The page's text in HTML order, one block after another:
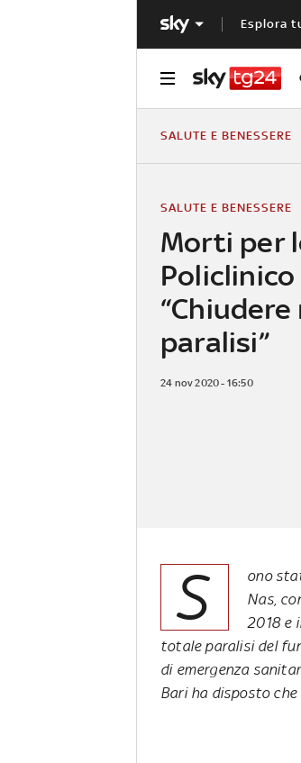
Esplora
SALUTE E BENESSERE
Morti per
Policlinico
paralisi”
SALUTE E BENESSERE
24 nov 2020 - 16:50
S
ono
Nas,
2018 e
totale paralisi del
di emergenza
Bari ha disposto